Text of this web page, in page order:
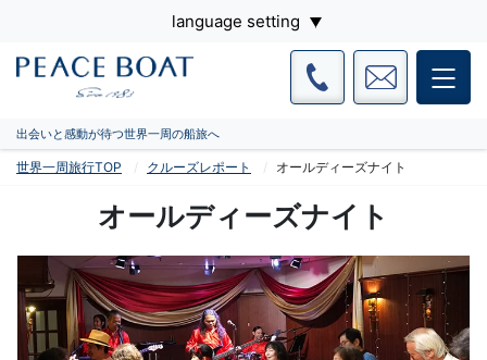
language setting
出会いと感動が待つ世界一周の船旅へ
世界一周旅行TOP クルーズレポート オールディーズナイト
オールディーズナイト